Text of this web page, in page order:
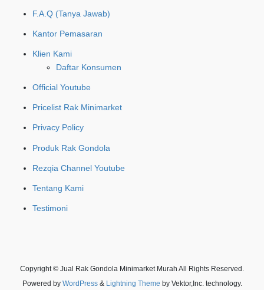
F.A.Q (Tanya Jawab)
Kantor Pemasaran
Klien Kami
Daftar Konsumen
Official Youtube
Pricelist Rak Minimarket
Privacy Policy
Produk Rak Gondola
Rezqia Channel Youtube
Tentang Kami
Testimoni
Copyright © Jual Rak Gondola Minimarket Murah All Rights Reserved.
Powered by WordPress& Lightning Theme by Vektor,Inc. technology.